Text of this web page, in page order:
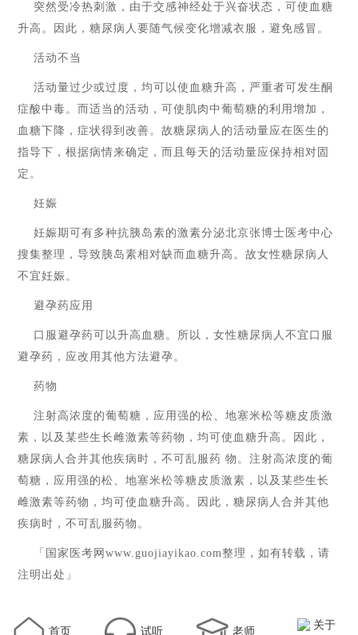
突然受冷热刺激，由于交感神经处于兴奋状态，可使血糖
升高。因此，糖尿病人要随气候变化增减衣服，避免感冒。
活动不当
活动量过少或过度，均可以使血糖升高，严重者可发生酮
症酸中毒。而适当的活动，可使肌肉中葡萄糖的利用增加，
血糖下降，症状得到改善。故糖尿病人的活动量应在医生的
指导下，根据病情来确定，而且每天的活动量应保持相对固
定。
妊娠
妊娠期可有多种抗胰岛素的激素分泌北京张博士医考中心
搜集整理，导致胰岛素相对缺而血糖升高。故女性糖尿病人
不宜妊娠。
避孕药应用
口服避孕药可以升高血糖。所以，女性糖尿病人不宜口服
避孕药，应改用其他方法避孕。
药物
注射高浓度的葡萄糖，应用强的松、地塞米松等糖皮质激
素，以及某些生长雌激素等药物，均可使血糖升高。因此，
糖尿病人合并其他疾病时，不可乱服药 物。注射高浓度的葡
萄糖，应用强的松、地塞米松等糖皮质激素，以及某些生长
雌激素等药物，均可使血糖升高。因此，糖尿病人合并其他
疾病时，不可乱服药物。
「国家医考网www.guojiayikao.com整理，如有转载，请
注明出处」
首页 试听 老师 关于